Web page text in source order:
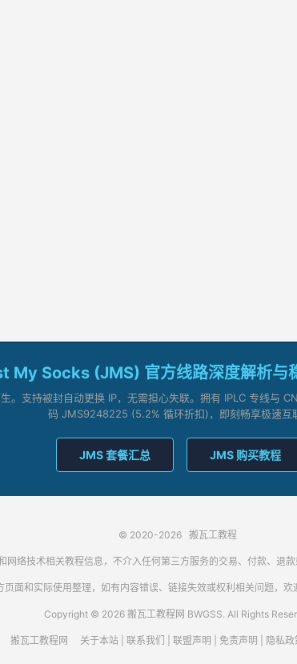
My Socks (JMS) 官方线路深度解析与
。支持被封自动更换 IP，无需担心失联。拥有 IPLC 专线与
码 JMS9248225 (5.2% 循环折扣)，即刻畅享极速互
JMS 套餐汇总 JMS 购买教程
© 2020-2026 搬瓦工教程
络技术相关教程信息，不介入任何第三方服务的交易、付款、退
面和实际使用整理，如有内容错误、链接失效或权利相关问题，欢
Copyright © 2026 搬瓦工教程网 BWGSS. All Rights
搬瓦工教程网 关于本站| 联系我们 联盟声明 免责声明 隐私政